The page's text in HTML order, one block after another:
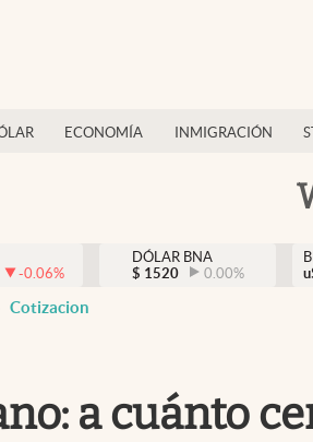
ECONOMÍA INMIGRACIÓN
-0.06%
DÓLAR BNA
$ 1520 0.00%
Cotizacion
a cuánto